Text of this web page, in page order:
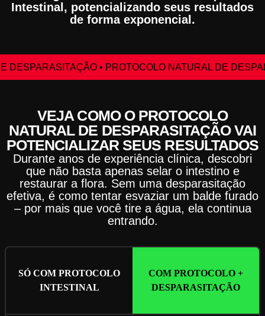
Intestinal, potencializando seus resultados
de forma exponencial.
DESPARASITAÇÃO • PROTOCOLO NATURAL DE
VEJA COMO O PROTOCOLO
NATURAL DE DESPARASITAÇÃO VAI
POTENCIALIZAR SEUS RESULTADOS
Durante anos de experiência clínica, descobri
que não basta apenas selar o intestino e
restaurar a flora. Sem uma desparasitação
efetiva, é como tentar esvaziar um balde furado
– por mais que você tire a água, ela continua
entrando.
SÓ COM PROTOCOLO
INTESTINAL
COM PROTOCOLO +
DESPARASITAÇÃO